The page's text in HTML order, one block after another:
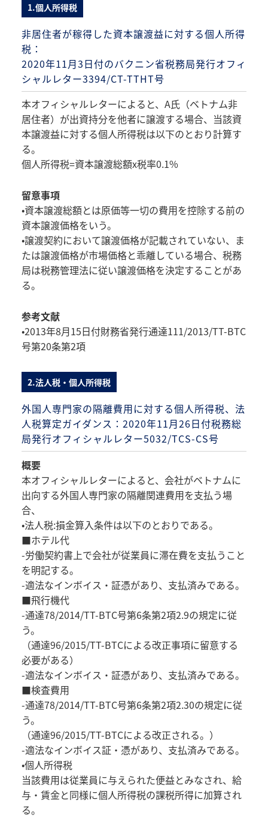
1.個人所得税
非居住者が稼得した資本譲渡益に対する個人所得
税：
2020年11月3日付のバクニン省税務局発行オフィ
シャルレター3394/CT-TTHT号
本オフィシャルレターによると、A氏（ベトナム非
居住者）が出資持分を他者に譲渡する場合、当該資
本譲渡益に対する個人所得税は以下のとおり計算す
る。
個人所得税=資本譲渡総額x税率0.1%
留意事項
•資本譲渡総額とは原価等一切の費用を控除する前の
資本譲渡価格をいう。
•譲渡契約において譲渡価格が記載されていない、ま
たは譲渡価格が市場価格と乖離している場合、税務
局は税務管理法に従い譲渡価格を決定することがあ
る。
参考文献
•2013年8月15日付財務省発行通達111/2013/TT-BTC
号第20条第2項
2.法人税・個人所得税
外国人専門家の隔離費用に対する個人所得税、法
人税算定ガイダンス：2020年11月26日付税務総
局発行オフィシャルレター5032/TCS-CS号
概要
本オフィシャルレターによると、会社がベトナムに
出向する外国人専門家の隔離関連費用を支払う場
合、
•法人税:損金算入条件は以下のとおりである。
■ホテル代
-労働契約書上で会社が従業員に滞在費を支払うこと
を明記する。
-適法なインボイス・証憑があり、支払済みである。
■飛行機代
-通達78/2014/TT-BTC号第6条第2項2.9の規定に従
う。
（通達96/2015/TT-BTCによる改正事項に留意する
必要がある）
-適法なインボイス・証憑があり、支払済みである。
■検査費用
-通達78/2014/TT-BTC号第6条第2項2.30の規定に従
う。
（通達96/2015/TT-BTCによる改正される。）
-適法なインボイス証・憑があり、支払済みである。
•個人所得税
当該費用は従業員に与えられた便益とみなされ、給
与・賃金と同様に個人所得税の課税所得に加算され
る。